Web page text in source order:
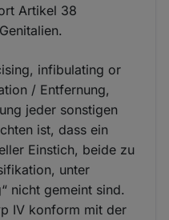
Artikel 38
infibulating or
/ Entfernung,
jeder sonstigen
ist, dass ein
Einstich, beide zu
unter
nicht gemeint sind.
IV konform mit der